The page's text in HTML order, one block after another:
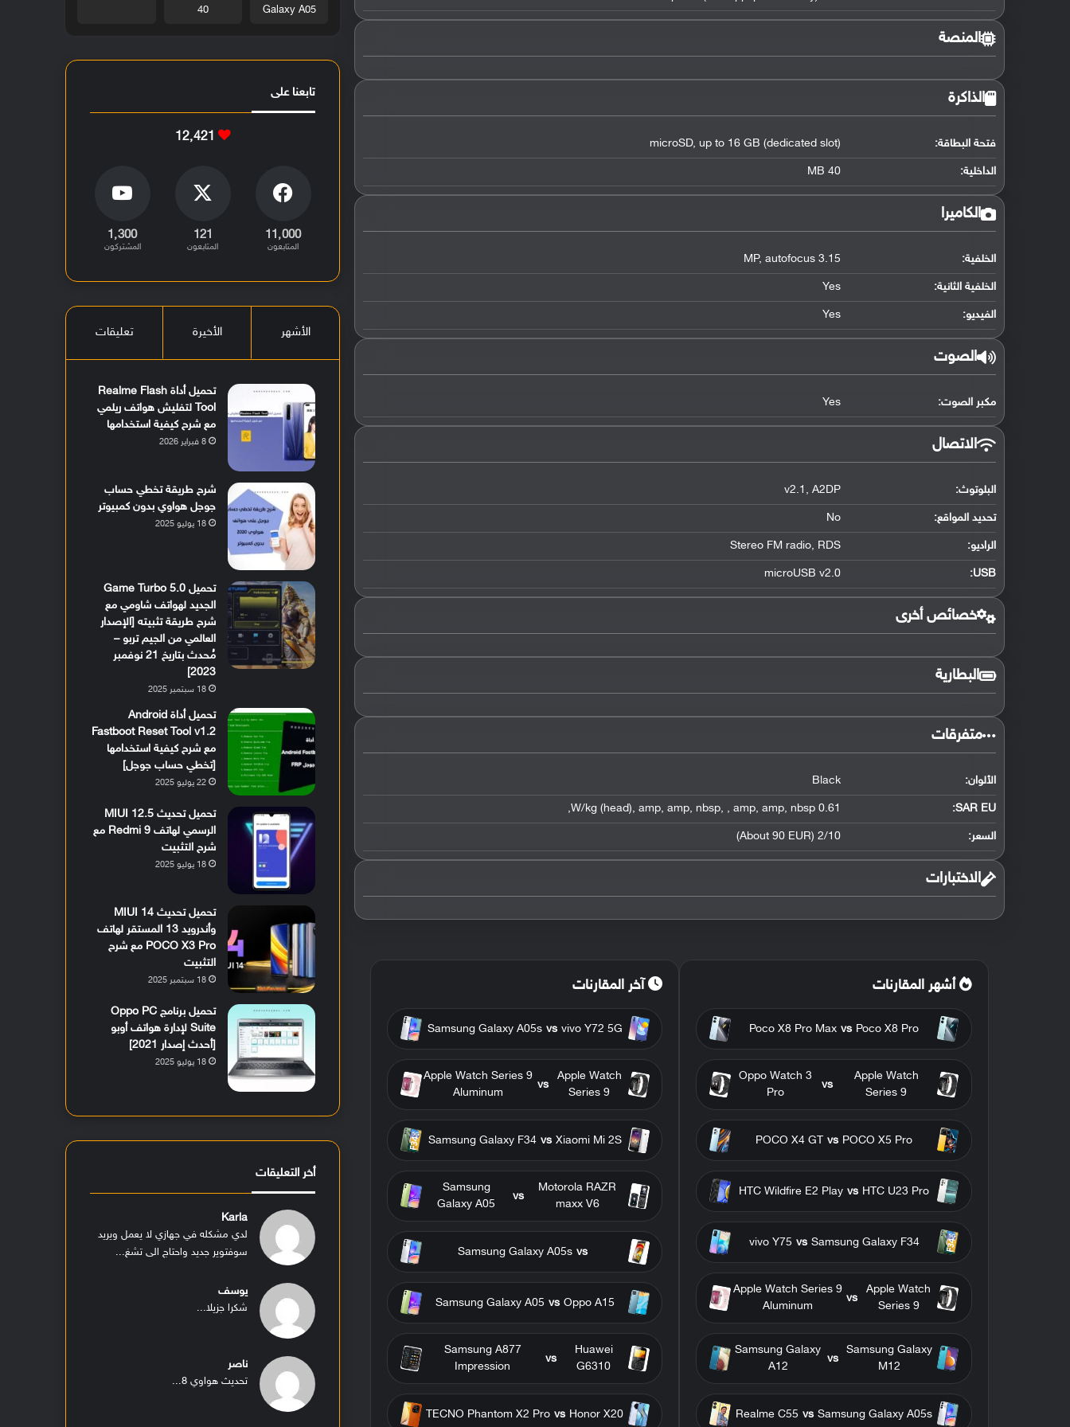
المنصة
الذاكرة
فتحة البطاقة: microSD, up to 16 GB (dedicated slot)
الداخلية: 40 MB
الكاميرا
الخلفية: 3.15 MP
, autofocus
الخلفية الثانية: Yes
الفيديو: Yes
الصوت
مكبر الصوت: Yes
الاتصال
البلوتوث:
v2.1 , A2DP
تحديد المواقع:
No
الراديو: Stereo FM radio, RDS
USB
:
microUSB v2.0
خصائص أخرى
البطارية
متفرقات
الألوان: Black
SAR EU:
0.61 W/kg (head)
, amp, amp, nbsp, , amp, amp, nbsp
,
السعر: 2/10 (About 90 EUR)
الاختبارات
أشهر المقارنات
Poco X8 Pro
vs
Poco X8 Pro Max
Apple Watch
Series 9
vs
Oppo Watch 3
Pro
POCO X5 Pro
vs
POCO X4 GT
HTC U23 Pro
vs
HTC Wildfire E2 Play
Samsung Galaxy F34
vs
vivo Y75
Apple Watch
Series 9
vs
Apple Watch Series 9
Aluminum
Samsung Galaxy
M12
vs
Samsung Galaxy
A12
Samsung Galaxy A05s
vs
Realme C55
آخر المقارنات
vivo Y72 5G
vs
Samsung Galaxy A05s
Apple Watch
Series 9
vs
Apple Watch Series 9
Aluminum
Xiaomi Mi 2S
vs
Samsung Galaxy F34
Motorola RAZR
maxx V6
vs
Samsung
Galaxy A05
vs
Samsung Galaxy A05s
Oppo A15
vs
Samsung Galaxy A05
Huawei
G6310
vs
Samsung A877
Impression
Honor X20
vs
TECNO Phantom X2 Pro
Galaxy A05
40
تابعنا على
12٬421
11٬000
المتابعون
121
المتابعون
1٬300
المشتركون
الأشهر الأخيرة تعليقات
تحميل أداة Realme Flash
Tool لتفليش هواتف ريلمي
مع شرح كيفية استخدامها
8 فبراير 2026
شرح طريقة تخطي حساب
جوجل هواوي بدون كمبيوتر
18 يوليو 2025
تحميل Game Turbo 5.0
الجديد لهواتف شاومي مع
شرح طريقة تثبيته [الإصدار
العالمي من الجيم تربو –
مُحدث بتاريخ 21 نوفمبر
2023]
18 سبتمبر 2025
تحميل أداة Android
Fastboot Reset Tool v1.2
مع شرح كيفية استخدامها
[تخطي حساب جوجل]
22 يوليو 2025
تحميل تحديث MIUI 12.5
الرسمي لهاتف Redmi 9 مع
شرح التثبيت
18 يوليو 2025
تحميل تحديث MIUI 14
وأندرويد 13 المستقر لهاتف
POCO X3 Pro مع شرح
التثبيت
18 سبتمبر 2025
تحميل برنامج Oppo PC
Suite لإدارة هواتف أوبو
[أحدث إصدار 2021]
18 يوليو 2025
أخر التعليقات
Karla
لدي مشكله في جهازي لا يعمل ويريد
سوفتوير جديد واحتاج الى تشغ...
يوسف
شكرا جزيلا...
ناصر
تحديث هواوي 8...